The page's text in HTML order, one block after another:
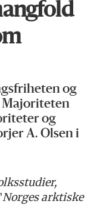
og
Majoriteten
og
A. Olsen i
arktiske